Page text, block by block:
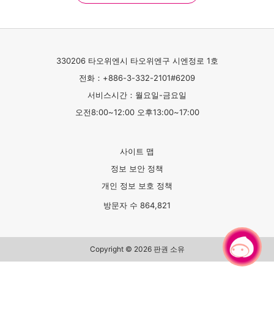
330206 타오위엔시 타오위엔구 시엔정로 1호
전화：+886-3-332-2101#6209
서비스시간：월요일-금요일
오전8:00~12:00 오후13:00~17:00
사이트 맵
정보 보안 정책
개인 정보 보호 정책
방문자 수 864,821
Copyright © 2026 판권 소유
채팅으로 문의하기